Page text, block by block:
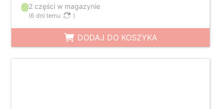
2 części w magazynie
(6 dni temu )
DODAJ DO KOSZYKA